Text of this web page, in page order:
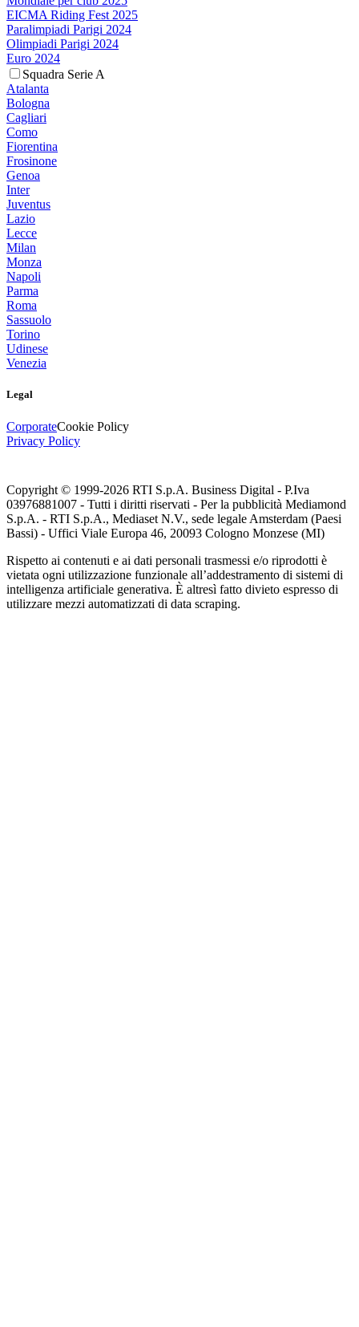
EICMA Riding Fest 2025
Paralimpiadi Parigi 2024
Olimpiadi Parigi 2024
Euro 2024
Squadra Serie A
Atalanta
Bologna
Cagliari
Como
Fiorentina
Frosinone
Genoa
Inter
Juventus
Lazio
Lecce
Milan
Monza
Napoli
Parma
Roma
Sassuolo
Torino
Udinese
Venezia
Legal
CorporateCookie Policy
Privacy Policy
Copyright © 1999-2026 RTI S.p.A. Business Digital - P.Iva
03976881007 - Tutti i diritti riservati - Per la pubblicità Mediamond
S.p.A. - RTI S.p.A., Mediaset N.V., sede legale Amsterdam (Paesi
Bassi) - Uffici Viale Europa 46, 20093 Cologno Monzese (MI)
Rispetto ai contenuti e ai dati personali trasmessi e/o riprodotti è
vietata ogni utilizzazione funzionale all’addestramento di sistemi di
intelligenza artificiale generativa. È altresì fatto divieto espresso di
utilizzare mezzi automatizzati di data scraping.